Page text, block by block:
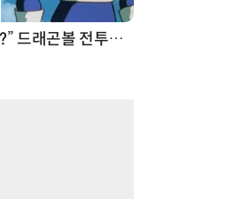
“입으면 전투력 상승?” 드래곤볼 전투복 닮은 중량조끼